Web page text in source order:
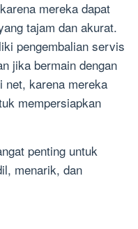
mereka dapat
tajam dan akurat.
pengembalian servis
jika bermain dengan
net, karena mereka
mempersiapkan
penting untuk
menarik, dan